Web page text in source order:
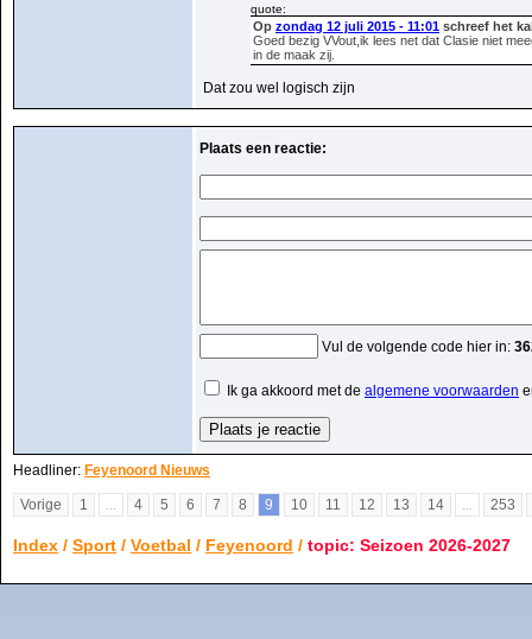
quote:
Op zondag 12 juli 2015 - 11:01 schreef het
Goed bezig VVout,ik lees net dat Clasie niet
in de maak zij.
Dat zou wel logisch zijn
Plaats een reactie:
Vul de volgende code hier in:
Ik ga akkoord met de algemene voorwaarden
Headliner: Feyenoord Nieuws
Vorige 1 ... 4 5 6 7 8 9 10 11 12 13 14 ... 253
Index / Sport / Voetbal / Feyenoord / topic: Seizoen 2026-2027